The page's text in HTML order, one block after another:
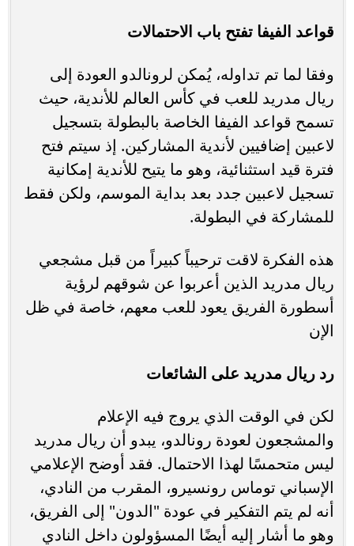
قواعد الفيفا تفتح باب الاحتمالات
وفقا لما تم تداوله، يُمكن لرونالدو العودة إلى
ريال مدريد للعب في كأس العالم للأندية، حيث
تسمح قواعد الفيفا الخاصة بالبطولة بتسجيل
لاعبين إضافيين لأندية المشاركين. إذ سيتم فتح
فترة قيد استثنائية، وهو ما يتيح للأندية إمكانية
تسجيل لاعبين جدد بعد بداية الموسم، ولكن فقط
للمشاركة في البطولة.
هذه الفكرة لاقت ترحيباً كبيراً من قبل مشجعي
ريال مدريد الذين أعربوا عن شوقهم لرؤية
أسطورة الفريق يعود للعب معهم، خاصة في ظل
الإن
رد ريال مدريد على الشائعات
لكن في الوقت الذي يروج فيه الإعلام
والمشجعون لعودة رونالدو، يبدو أن ريال مدريد
ليس متحمسًا لهذا الاحتمال. فقد أوضح الإعلامي
الإسباني توماس رونسيرو، المقرب من النادي،
أنه لم يتم التفكير في عودة "الدون" إلى الفريق،
وهو ما أشار إليه أيضًا المسؤولون داخل النادي